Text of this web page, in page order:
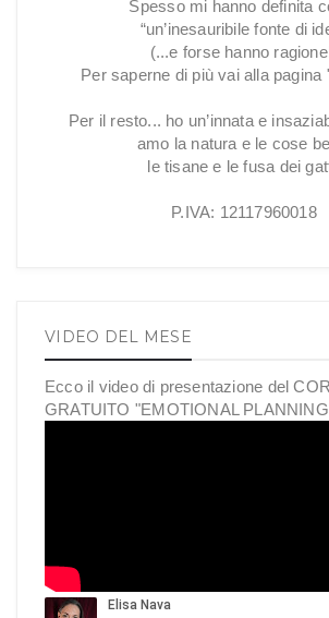
Spesso mi hanno definita
“un’inesauribile fonte di
(...e forse hanno
Per saperne di più vai alla pagina
Per il resto... ho un’innata e
amo la natura e le cose
le tisane e le fusa dei
P.IVA: 12117960018
VIDEO DEL MESE
Ecco il video di presentazione del
GRATUITO "EMOTIONAL